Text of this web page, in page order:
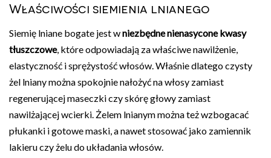
Właściwości siemienia lnianego
Siemię lniane bogate jest wniezbędne nienasycone kwasy
tłuszczowe, które odpowiadają za właściwe nawilżenie,
elastyczność i sprężystość włosów. Właśnie dlatego czysty
żel lniany można spokojnie nałożyć na włosy zamiast
regenerującej maseczki czy skórę głowy zamiast
nawilżającej wcierki. Żelem lnianym można też wzbogacać
płukanki i gotowe maski, a nawet stosować jako zamiennik
lakieru czy żelu do układania włosów.